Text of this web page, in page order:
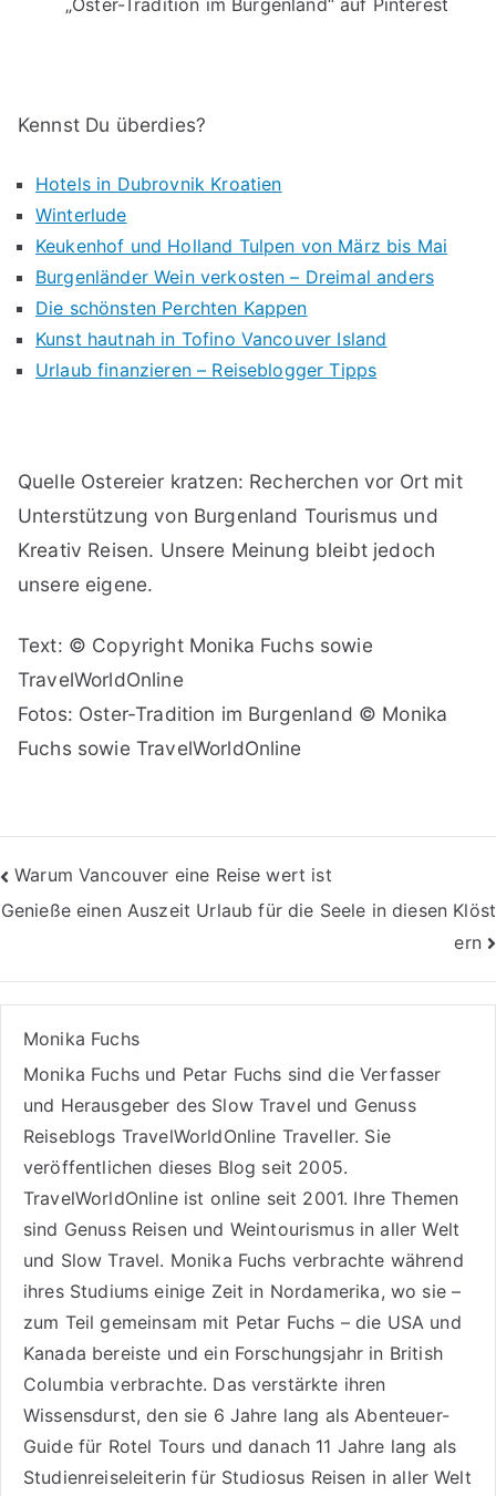
Kennst Du überdies?
Hotels in Dubrovnik Kroatien
Winterlude
Keukenhof und Holland Tulpen von März bis Mai
Burgenländer Wein verkosten – Dreimal anders
Die schönsten Perchten Kappen
Kunst hautnah in Tofino Vancouver Island
Urlaub finanzieren – Reiseblogger Tipps
Quelle Ostereier kratzen: Recherchen vor Ort mit
Unterstützung von Burgenland Tourismus und
Kreativ Reisen. Unsere Meinung bleibt jedoch
unsere eigene.
Text: © Copyright Monika Fuchs sowie
TravelWorldOnline
Fotos: Oster-Tradition im Burgenland © Monika
Fuchs sowie TravelWorldOnline
Beitragsnavigation
Warum Vancouver eine Reise wert ist
Genieße einen Auszeit Urlaub für die Seele in diesen Klöst
ern
Monika Fuchs
Monika Fuchs und Petar Fuchs sind die Verfasser
und Herausgeber des Slow Travel und Genuss
Reiseblogs TravelWorldOnline Traveller. Sie
veröffentlichen dieses Blog seit 2005.
TravelWorldOnline ist online seit 2001. Ihre Themen
sind Genuss Reisenund Weintourismusin aller Welt
und Slow Travel. Monika Fuchs verbrachte während
ihres Studiums einige Zeit in Nordamerika, wo sie –
zum Teil gemeinsam mit Petar Fuchs – die USA und
Kanada bereiste und ein Forschungsjahr in British
Columbia verbrachte. Das verstärkte ihren
Wissensdurst, den sie 6 Jahre lang alsAbenteuer-
Guide für Rotel Tours und danach 11 Jahre lang als
Studienreiseleiterin für Studiosus Reisen in aller Welt